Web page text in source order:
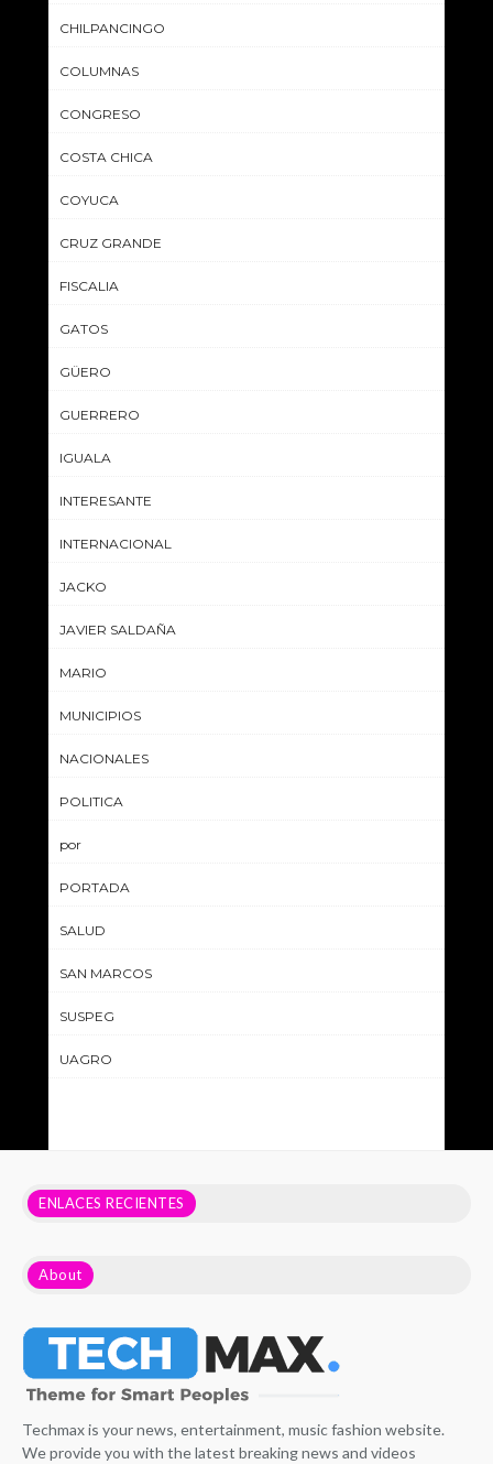
CHILPANCINGO
COLUMNAS
CONGRESO
COSTA CHICA
COYUCA
CRUZ GRANDE
FISCALIA
GATOS
GÜERO
GUERRERO
IGUALA
INTERESANTE
INTERNACIONAL
JACKO
JAVIER SALDAÑA
MARIO
MUNICIPIOS
NACIONALES
POLITICA
por
PORTADA
SALUD
SAN MARCOS
SUSPEG
UAGRO
ENLACES RECIENTES
About
Techmax is your news, entertainment, music fashion website.
We provide you with the latest breaking news and videos